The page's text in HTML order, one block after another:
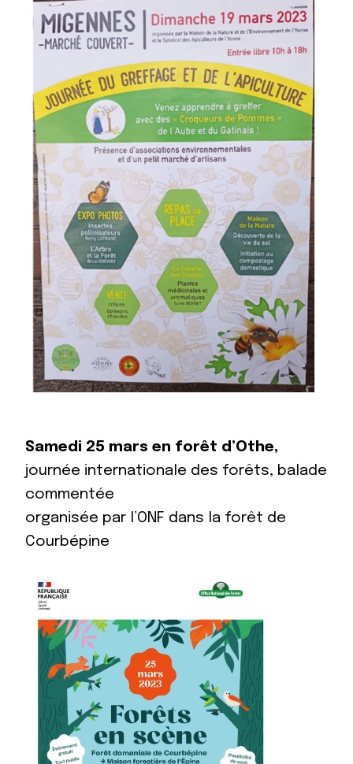
Samedi 25 mars en forêt d’Othe,
journée internationale des forêts, balade
commentée
organisée par l’ONF dans la forêt de
Courbépine